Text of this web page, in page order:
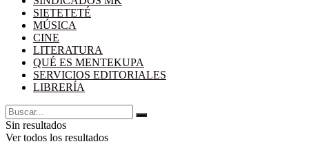
SIETETETÉ
MÚSICA
CINE
LITERATURA
QUÉ ES MENTEKUPA
SERVICIOS EDITORIALES
LIBRERÍA
Sin resultados
Ver todos los resultados